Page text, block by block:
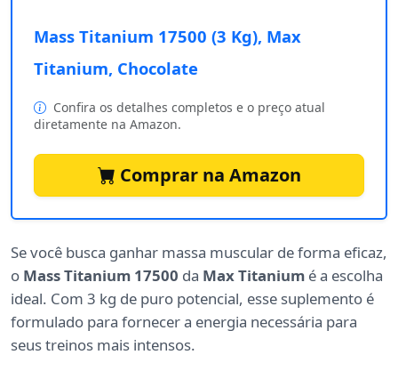
Mass Titanium 17500 (3 Kg), Max
Titanium, Chocolate
Confira os detalhes completos e o preço atual
diretamente na Amazon.
Comprar na Amazon
Se você busca ganhar massa muscular de forma eficaz,
o Mass Titanium 17500 da Max Titanium é a escolha
ideal. Com 3 kg de puro potencial, esse suplemento é
formulado para fornecer a energia necessária para
seus treinos mais intensos.